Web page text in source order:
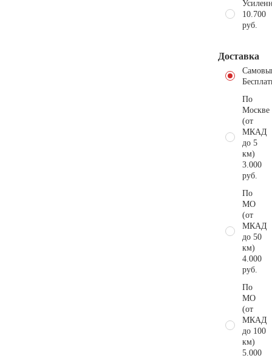
10.700
руб.
Доставка
По
Москве
(от
МКАД
до 5
км)
3.000
руб.
По
МО
(от
МКАД
до 50
км)
4.000
руб.
По
МО
(от
МКАД
до 100
км)
5.000